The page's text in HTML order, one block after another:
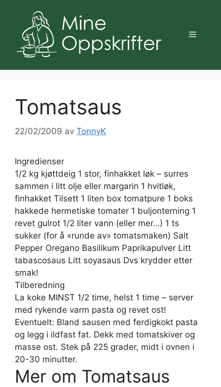
innhold
Meny
Tomatsaus
22/02/2009 av TonnyK
Ingredienser
1/2 kg kjøttdeig 1 stor, finhakket løk – surres
sammen i litt olje eller margarin 1 hvitløk,
finhakket Tilsett 1 liten box tomatpure 1 boks
hakkede hermetiske tomater 1 buljonterning 1
revet gulrot 1/2 liter vann (eller mer…) 1 ts
sukker (for å «runde av» tomatsmaken) Salt
Pepper Oregano Basilikum Paprikapulver Litt
tabascosaus Litt soyasaus Dvs krydder etter
smak!
Tilberedning
La koke MINST 1/2 time, helst 1 time – server
med rykende varm pasta og revet ost!
Eventuelt: Bland sausen med ferdigkokt pasta
og legg i ildfast fat. Dekk med tomatskiver og
masse ost. Stek på 225 grader, midt i ovnen i
20-30 minutter.
Mer om Tomatsaus